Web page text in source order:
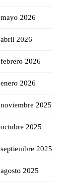
mayo 2026
abril 2026
febrero 2026
enero 2026
noviembre 2025
octubre 2025
septiembre 2025
agosto 2025